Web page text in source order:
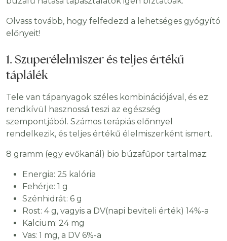
Olvass tovább, hogy felfedezd a lehetséges gyógyító
előnyeit!
1. Szuperélelmiszer és teljes értékű
táplálék
Tele van tápanyagok széles kombinációjával, és ez
rendkívül hasznossá teszi az egészség
szempontjából. Számos terápiás előnnyel
rendelkezik, és teljes értékű élelmiszerként ismert.
8 gramm (egy evőkanál) bio búzafűpor tartalmaz:
Energia: 25 kalória
Fehérje: 1 g
Szénhidrát: 6 g
Rost: 4 g, vagyis a DV(napi beviteli érték) 14%-a
Kalcium: 24 mg
Vas: 1 mg, a DV 6%-a